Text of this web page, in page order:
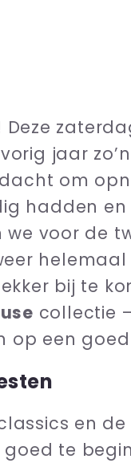
jaar
om
hadden
voor de
helemaal
bij te
collectie
op een
en
te